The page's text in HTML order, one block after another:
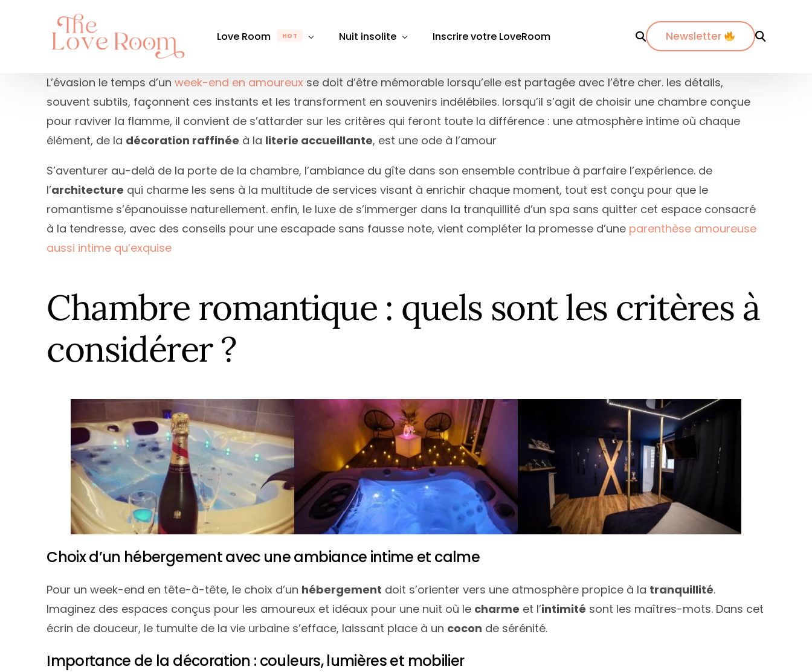
Love Room HOT
Par région
Auvergne-Rhône-Alpes
Bretagne
Centre-Val de Loire
Grand Est
Nouvelle-Aquitaine
Occitanie
Pays de la Loire
Par département
Alpes-Maritimes
Aude
Aveyron
Bas-Rhin
Charente-Maritime
Deux-Sèvres
Tous les départements
Par ville
Lyon
Metz
Paris
Valenciennes
Toutes les villes
Nuit insolite
Par région
Auvergne-Rhône-Alpes
Bourgogne-Franche-Comté
Centre-Val de Loire
Grand Est
Nouvelle-Aquitaine
Par département
Charente-Maritime
Gard
Haute-Savoie
Hérault
Var
Par ville
La Rochelle
Lyon
Marseille
Montpellier
Paris
Inscrire votre LoveRoom Newsletter
L’évasion le temps d’unweek-end en amoureux se doit d’être mémorable lorsqu’elle est partagée avec l’être cher. les détails,
souvent subtils, façonnent ces instants et les transforment en souvenirs indélébiles. lorsqu’il s’agit de choisir une chambre conçue
pour raviver la flamme, il convient de s’attarder sur les critères qui feront toute la différence : une atmosphère intime où chaque
élément, de la décoration raffinée à la literie accueillante, est une ode à l’amour
S’aventurer au-delà de la porte de la chambre, l’ambiance du gîte dans son ensemble contribue à parfaire l’expérience. de
l’architecture qui charme les sens à la multitude de services visant à enrichir chaque moment, tout est conçu pour que le
romantisme s’épanouisse naturellement. enfin, le luxe de s’immerger dans la tranquillité d’un spa sans quitter cet espace consacré
à la tendresse, avec des conseils pour une escapade sans fausse note, vient compléter la promesse d’une parenthèse amoureuse
aussi intime qu’exquise
Chambre romantique : quels sont les critères à
considérer ?
Choix d’un hébergement avec une ambiance intime et calme
Pour un week-end en tête-à-tête, le choix d’un hébergement doit s’orienter vers une atmosphère propice à la tranquillité.
Imaginez des espaces conçus pour les amoureux et idéaux pour une nuit où le charme et l’intimité sont les maîtres-mots. Dans cet
écrin de douceur, le tumulte de la vie urbaine s’efface, laissant place à un cocon de sérénité.
Importance de la décoration : couleurs, lumières et mobilier